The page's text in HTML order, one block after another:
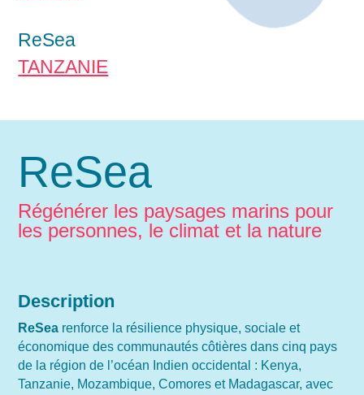
ReSea
TANZANIE
ReSea
Régénérer les paysages marins pour
les personnes, le climat et la nature
Description
ReSea renforce la résilience physique, sociale et
économique des communautés côtières dans cinq pays
de la région de l’océan Indien occidental : Kenya,
Tanzanie, Mozambique, Comores et Madagascar, avec